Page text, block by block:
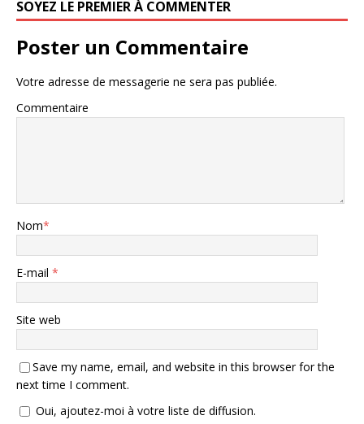
SOYEZ LE PREMIER À COMMENTER
Poster un Commentaire
Votre adresse de messagerie ne sera pas publiée.
Commentaire
Nom*
E-mail *
Site web
Save my name, email, and website in this browser for the
next time I comment.
Oui, ajoutez-moi à votre liste de diffusion.